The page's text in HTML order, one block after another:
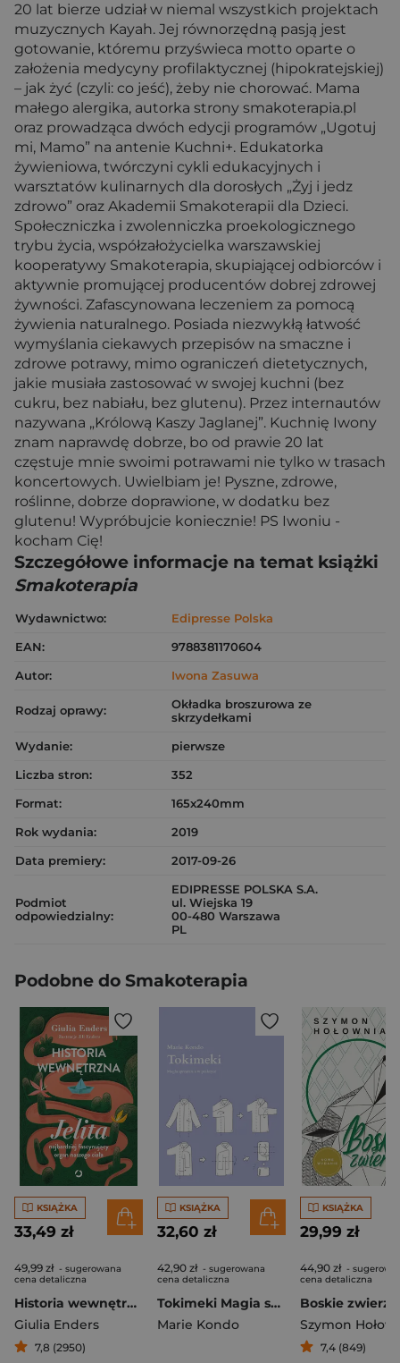
20 lat bierze udział w niemal wszystkich projektach
muzycznych Kayah. Jej równorzędną pasją jest
gotowanie, któremu przyświeca motto oparte o
założenia medycyny profilaktycznej (hipokratejskiej)
– jak żyć (czyli: co jeść), żeby nie chorować. Mama
małego alergika, autorka strony smakoterapia.pl
oraz prowadząca dwóch edycji programów „Ugotuj
mi, Mamo” na antenie Kuchni+. Edukatorka
żywieniowa, twórczyni cykli edukacyjnych i
warsztatów kulinarnych dla dorosłych „Żyj i jedz
zdrowo” oraz Akademii Smakoterapii dla Dzieci.
Społeczniczka i zwolenniczka proekologicznego
trybu życia, współzałożycielka warszawskiej
kooperatywy Smakoterapia, skupiającej odbiorców i
aktywnie promującej producentów dobrej zdrowej
żywności. Zafascynowana leczeniem za pomocą
żywienia naturalnego. Posiada niezwykłą łatwość
wymyślania ciekawych przepisów na smaczne i
zdrowe potrawy, mimo ograniczeń dietetycznych,
jakie musiała zastosować w swojej kuchni (bez
cukru, bez nabiału, bez glutenu). Przez internautów
nazywana „Królową Kaszy Jaglanej”. Kuchnię Iwony
znam naprawdę dobrze, bo od prawie 20 lat
częstuje mnie swoimi potrawami nie tylko w trasach
koncertowych. Uwielbiam je! Pyszne, zdrowe,
roślinne, dobrze doprawione, w dodatku bez
glutenu! Wypróbujcie koniecznie! PS Iwoniu -
kocham Cię!
Szczegółowe informacje na temat książki
Smakoterapia
Wydawnictwo:
Edipresse Polska
EAN:
9788381170604
Autor:
Iwona Zasuwa
Rodzaj oprawy:
Okładka broszurowa ze
skrzydełkami
Wydanie:
pierwsze
Liczba stron:
352
Format:
165x240mm
Rok wydania:
2019
Data premiery:
2017-09-26
Podmiot
odpowiedzialny:
EDIPRESSE POLSKA S.A.
ul. Wiejska 19
00-480 Warszawa
PL
Podobne do Smakoterapia
KSIĄŻKA
33,49 zł
49,99 zł - sugerowana
cena detaliczna
Historia wewnętrzna. Jelita – najbardziej fascynujący organ naszego ciała
Giulia Enders
7,8 (2950)
KSIĄŻKA
32,60 zł
42,90 zł - sugerowana
cena detaliczna
Tokimeki Magia sprzątania w praktyce
Marie Kondo
KSIĄŻKA
29,99 zł
44,90 zł -
cena detaliczna
Szymon
7,4 (849)